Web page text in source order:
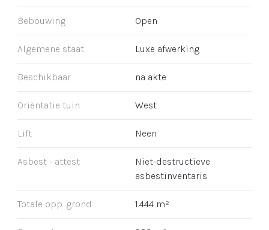
Bebouwing Open
Algemene staat Luxe afwerking
Beschikbaar na akte
Oriëntatie tuin West
Lift Neen
Asbest - attest
Niet-destructieve
asbestinventaris
Totale opp. grond 1.444 m²